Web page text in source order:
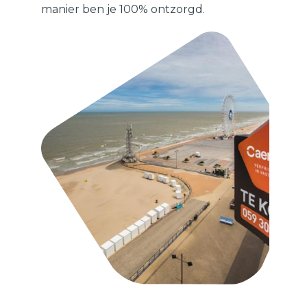
manier ben je 100% ontzorgd.